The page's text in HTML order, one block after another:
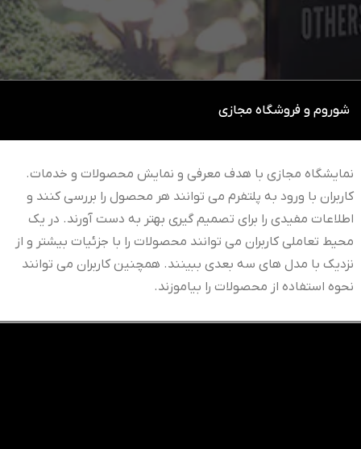
شوروم و فروشگاه مجازی
نمایشگاه مجازی با هدف معرفی و نمایش محصولات و خدمات.
کاربران با ورود به پلتفرم می توانند هر محصول را بررسی کنند و
اطلاعات مفیدی را برای تصمیم گیری بهتر به دست آورند. در یک
محیط تعاملی کاربران می توانند محصولات را با جزئیات بیشتر و از
نزدیک با مدل های سه بعدی ببینند. همچنین کاربران می توانند
نحوه استفاده از محصولات را بیاموزند.